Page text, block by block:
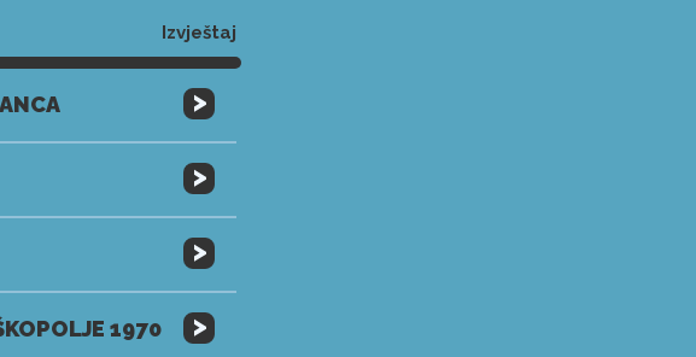
Izvještaj
>
>
>
1970 >